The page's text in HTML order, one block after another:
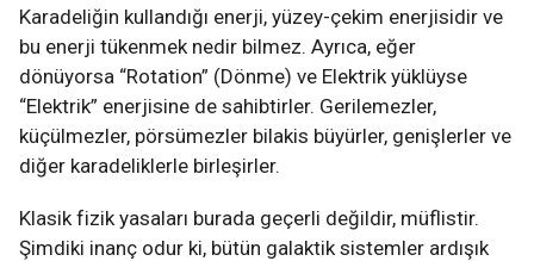
Karadeliğin kullandığı enerji, yüzey-çekim enerjisidir ve
bu enerji tükenmek nedir bilmez. Ayrıca, eğer
dönüyorsa “Rotation” (Dönme) ve Elektrik yüklüyse
“Elektrik” enerjisine de sahibtirler. Gerilemezler,
küçülmezler, pörsümezler bilakis büyürler, genişlerler ve
diğer karadeliklerle birleşirler.
Klasik fizik yasaları burada geçerli değildir, müflistir.
Şimdiki inanç odur ki, bütün galaktik sistemler ardışık